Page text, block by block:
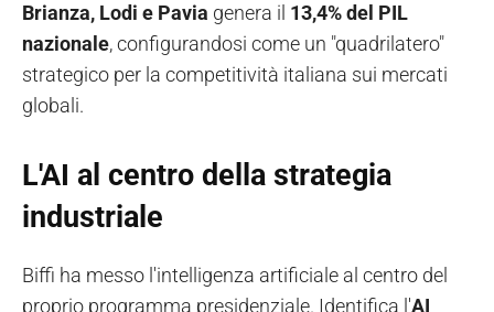
Brianza, Lodi e Pavia genera il 13,4% del PIL
nazionale, configurandosi come un "quadrilatero"
strategico per la competitività italiana sui mercati
globali.
L'AI al centro della strategia
industriale
Biffi ha messo l'intelligenza artificiale al centro del
proprio programma presidenziale. Identifica l'AI